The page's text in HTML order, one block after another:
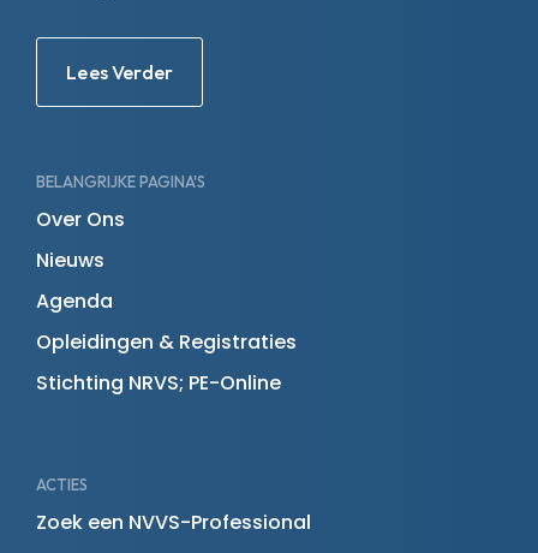
Lees Verder
BELANGRIJKE PAGINA'S
Over Ons
Nieuws
Agenda
Opleidingen & Registraties
Stichting NRVS; PE-Online
ACTIES
Zoek een NVVS-Professional